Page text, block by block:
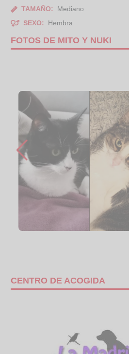
TAMAÑO:
Mediano
SEXO:
Hembra
FOTOS DE MITO Y NUKI
CENTRO DE ACOGIDA